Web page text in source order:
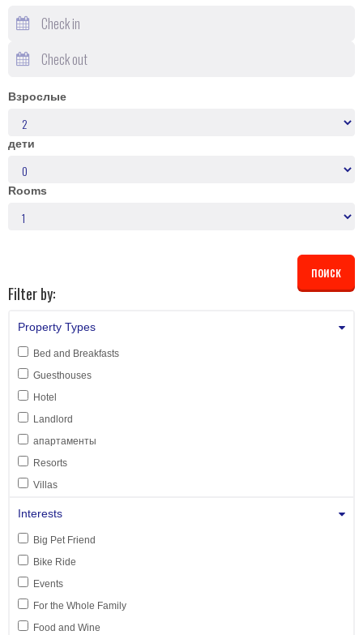
Взрослые
дети
Rooms
Filter by:
Property Types
Bed and Breakfasts
Guesthouses
Hotel
Landlord
апартаменты
Resorts
Villas
Interests
Big Pet Friend
Bike Ride
Events
For the Whole Family
Food and Wine